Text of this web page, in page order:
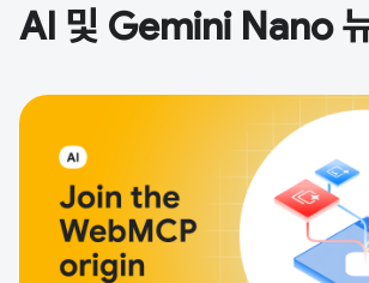
AI 및 Gemini Nano